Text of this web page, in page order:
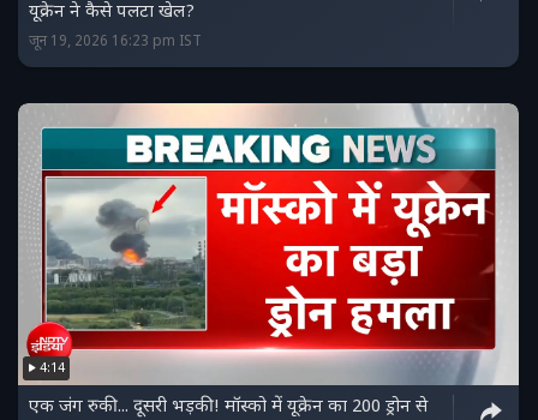
यूक्रेन ने कैसे पलटा खेल?
जून 19, 2026 16:23 pm IST
4:14
एक जंग रुकी... दूसरी भड़की! मॉस्को में यूक्रेन का 200 ड्रोन से